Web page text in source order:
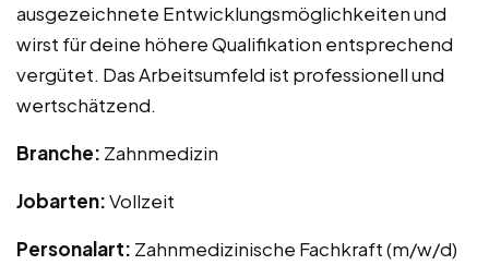
ausgezeichnete Entwicklungsmöglichkeiten und
wirst für deine höhere Qualifikation entsprechend
vergütet. Das Arbeitsumfeld ist professionell und
wertschätzend.
Branche: Zahnmedizin
Jobarten:Vollzeit
Personalart: Zahnmedizinische Fachkraft (m/w/d)